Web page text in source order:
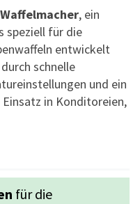
, ein
speziell für die
entwickelt
schnelle
und ein
in Konditoreien,
für die